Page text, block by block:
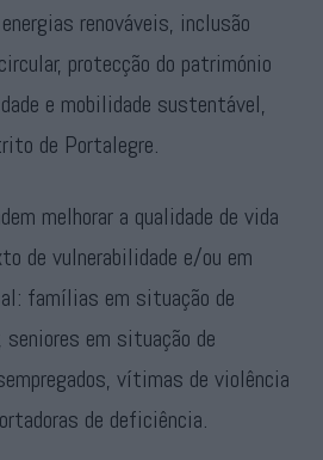
renováveis, inclusão
protecção do património
e mobilidade sustentável,
de Portalegre.
melhorar a qualidade de vida
de vulnerabilidade e/ou em
famílias em situação de
seniores em situação de
vítimas de violência
de deficiência.